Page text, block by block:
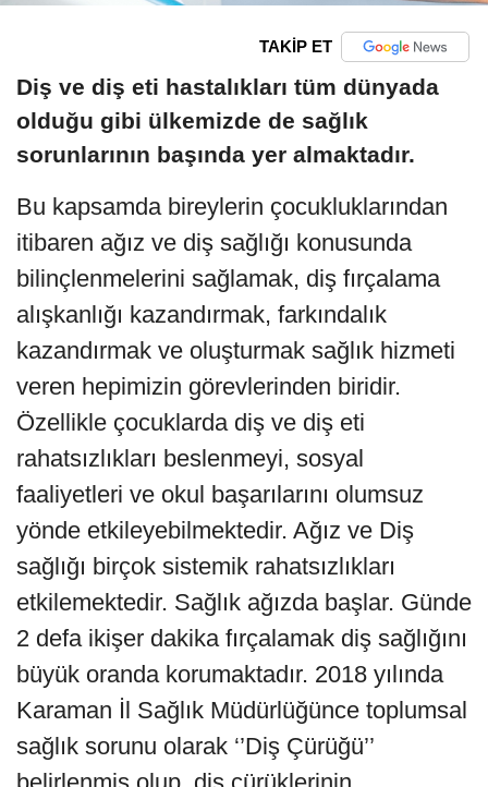
TAKİP ET
Diş ve diş eti hastalıkları tüm dünyada
olduğu gibi ülkemizde de sağlık
sorunlarının başında yer almaktadır.
Bu kapsamda bireylerin çocukluklarından
itibaren ağız ve diş sağlığı konusunda
bilinçlenmelerini sağlamak, diş fırçalama
alışkanlığı kazandırmak, farkındalık
kazandırmak ve oluşturmak sağlık hizmeti
veren hepimizin görevlerinden biridir.
Özellikle çocuklarda diş ve diş eti
rahatsızlıkları beslenmeyi, sosyal
faaliyetleri ve okul başarılarını olumsuz
yönde etkileyebilmektedir. Ağız ve Diş
sağlığı birçok sistemik rahatsızlıkları
etkilemektedir. Sağlık ağızda başlar. Günde
2 defa ikişer dakika fırçalamak diş sağlığını
büyük oranda korumaktadır. 2018 yılında
Karaman İl Sağlık Müdürlüğünce toplumsal
sağlık sorunu olarak ‘’Diş Çürüğü’’